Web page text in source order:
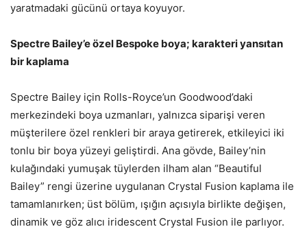
yaratmadaki gücünü ortaya koyuyor.
Spectre Bailey’e özel Bespoke boya; karakteri yansıtan
bir kaplama
Spectre Bailey için Rolls-Royce’un Goodwood’daki
merkezindeki boya uzmanları, yalnızca siparişi veren
müşterilere özel renkleri bir araya getirerek, etkileyici iki
tonlu bir boya yüzeyi geliştirdi. Ana gövde, Bailey’nin
kulağındaki yumuşak tüylerden ilham alan “Beautiful
Bailey” rengi üzerine uygulanan Crystal Fusion kaplama ile
tamamlanırken; üst bölüm, ışığın açısıyla birlikte değişen,
dinamik ve göz alıcı iridescent Crystal Fusion ile parlıyor.